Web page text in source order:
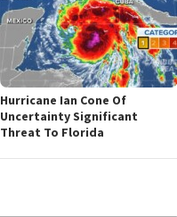
Hurricane Ian Cone Of
Uncertainty Significant
Threat To Florida